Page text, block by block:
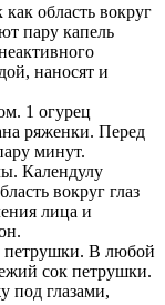
область вокруг
пару капель
наносят и
1 огурец
ряженки. Перед
минут.
Календулу
вокруг глаз
лица и
петрушки. В любой
сок петрушки.
под глазами,